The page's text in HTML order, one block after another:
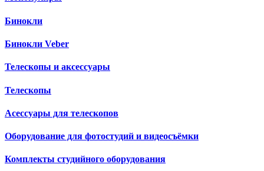
Бинокли
Бинокли Veber
Телескопы и аксессуары
Телескопы
Асессуары для телескопов
Оборудование для фотостудий и видеосъёмки
Комплекты студийного оборудования